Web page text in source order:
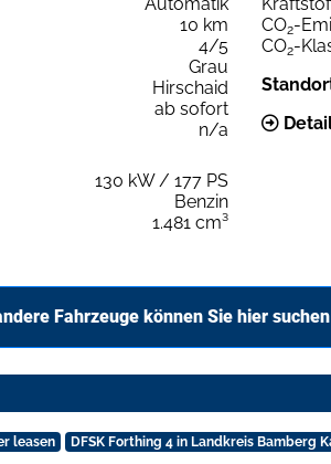
10 km
4/5
Grau
Hirschaid
ab sofort
n/a
130 kW / 177 PS
Benzin
1.481 cm³
CO2-
CO2-
Fahrzeuge können Sie hier suchen
leasen DFSK Forthing 4 in Landkreis Bamberg